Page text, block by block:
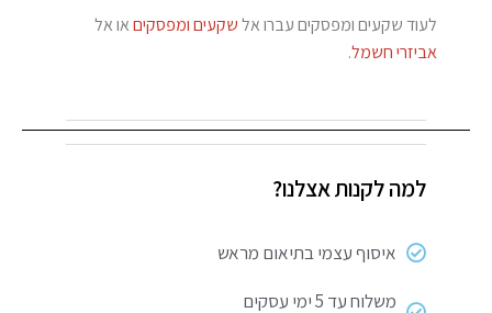
לעוד שקעים ומפסקים עברו אלשקעים ומפסקיםאו אל
אביזרי חשמל.
למה לקנות אצלנו?
איסוף עצמי בתיאום מראש
משלוח עד 5 ימי עסקים